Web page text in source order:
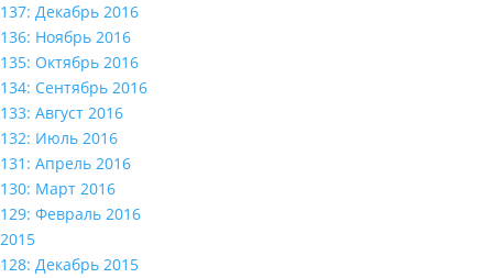
137: Декабрь 2016
136: Ноябрь 2016
135: Октябрь 2016
134: Сентябрь 2016
133: Август 2016
132: Июль 2016
131: Апрель 2016
130: Март 2016
129: Февраль 2016
2015
128: Декабрь 2015